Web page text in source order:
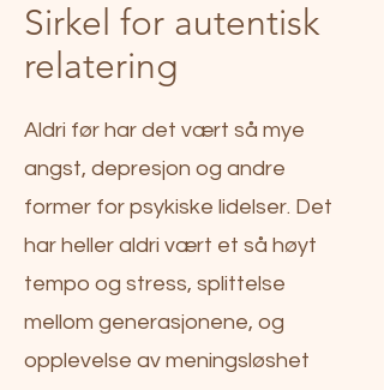
Sirkel for autentisk
relatering
Aldri før har det vært så mye
angst, depresjon og andre
former for psykiske lidelser. Det
har heller aldri vært et så høyt
tempo og stress, splittelse
mellom generasjonene, og
opplevelse av meningsløshet